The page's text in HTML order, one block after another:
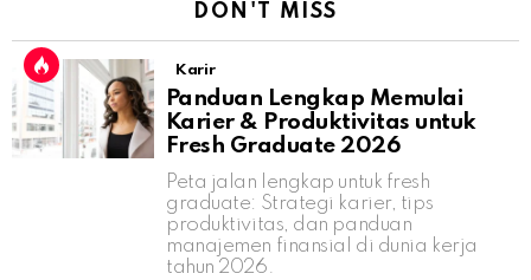
DON'T MISS
Karir
Panduan Lengkap Memulai
Karier & Produktivitas untuk
Fresh Graduate 2026
Peta jalan lengkap untuk fresh
graduate: Strategi karier, tips
produktivitas, dan panduan
manajemen finansial di dunia kerja
tahun 2026.